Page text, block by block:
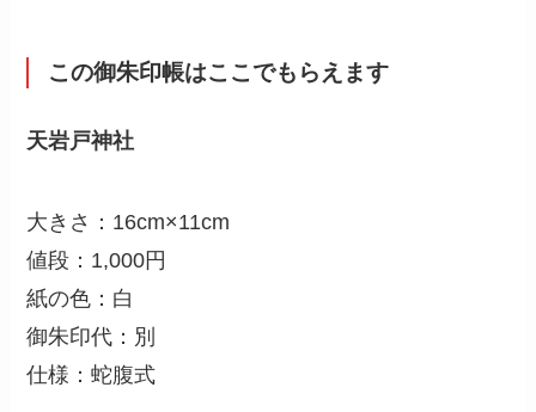
この御朱印帳はここでもらえます
天岩戸神社
大きさ：16cm×11cm
値段：1,000円
紙の色：白
御朱印代：別
仕様：蛇腹式